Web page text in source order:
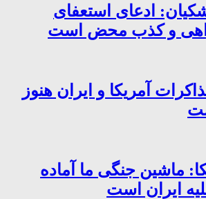
ادعای استعفای
و کذب محض است
آمریکا و ایران هنوز
ماشین جنگی ما آماده
ایران است